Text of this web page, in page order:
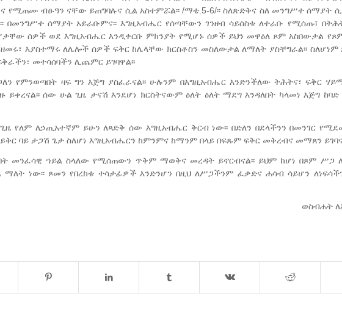
የሚጠሙ ብፁዓን ናቸው ይጠግባሉና ሲል አስተምሯል፡፡ /ማቴ.5-6/፡፡ ስለጽድቅና ስለ መንግሥተ ሰማያት
በመንግሥተ ሰማያት አይራቡምና፡፡ እግዚአብሔር የሰጣቸውን ገንዘብ ሳይሰስቱ ለተራቡ የሚሰጡ፣
ሰዎች ወደ እግዚአብሔር እንዲቀርቡ ምክንያት የሚሆኑ ሰዎች ይህን መዋዕለ ጾም አስበውታል
እያስተማሩ ለሌሎች ሰዎች ፍቅር ከሌላቸው ክርስቶስን መስለውታል ለማለት ያስቸግራል፡፡
መተሳሰባችን ሊጨምር ይገባዋል፡፡
የምንወጣበት ዛፍ ግን እጅግ ያስፈራናል፡፡ ሁሉንም በእግዚአብሔር እንድንችለው ትሕትና፣ ፍቅር
ይቀረናል፡፡ ሰው ሁል ጊዜ ታናሽ እንደሆነ ክርስትናውም ዕለት ዕለት ማደግ እንዳለበት ካላመነ እጅግ
የለም ለኃጢአተኛም ይሁን ለጻድቅ ሰው እግዚአብሔር ቅርብ ነው፡፡ በድለን በደላችንን በመንገር
ባይ ታጋሽ ጌታ ስለሆነ እግዚአብሔርን ከምንምና ከማንም በላይ በፍጹም ፍቅር መቅረብና መማጸን
መንፈሳዊ ኀይል ስላለው የሚሰጠውን ጥቅም ማወቅና መረዳት ይኖርብናል፡፡ ይህም ከሆነ በጾም ሥጋ
ነው፡፡ ጾመን የበረከቱ ተሳታፊዎች እንድንሆን በዚህ ለሥጋችንም ፈቃድና ሐሳብ ሳይሆን
ወስብሐት